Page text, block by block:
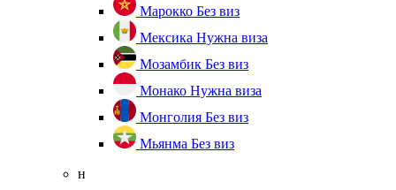
Марокко Без виз
Мексика Нужна виза
Мозамбик Без виз
Монако Нужна виза
Монголия Без виз
Мьянма Без виз
н